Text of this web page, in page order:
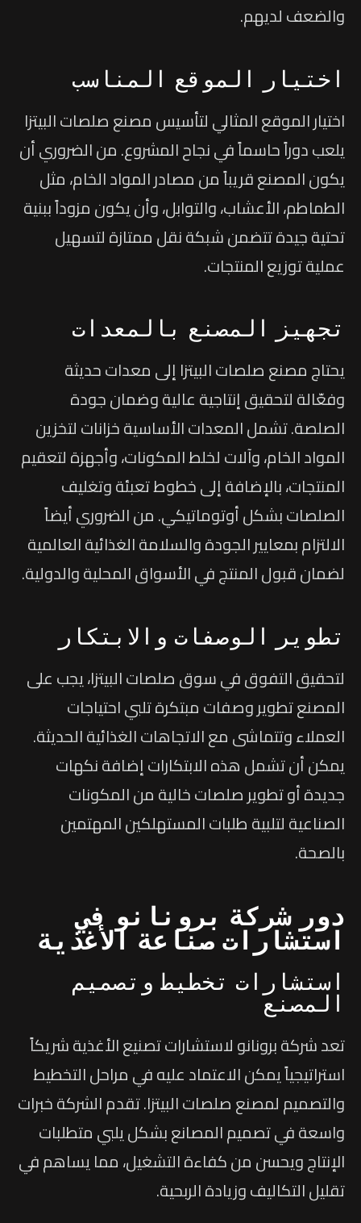
والضعف لديهم.
اختيار الموقع المناسب
اختيار الموقع المثالي لتأسيس مصنع صلصات البيتزا
يلعب دوراً حاسماً في نجاح المشروع. من الضروري أن
يكون المصنع قريباً من مصادر المواد الخام، مثل
الطماطم، الأعشاب، والتوابل، وأن يكون مزوداً ببنية
تحتية جيدة تتضمن شبكة نقل ممتازة لتسهيل
عملية توزيع المنتجات.
تجهيز المصنع بالمعدات
يحتاج مصنع صلصات البيتزا إلى معدات حديثة
وفعّالة لتحقيق إنتاجية عالية وضمان جودة
الصلصة. تشمل المعدات الأساسية خزانات لتخزين
المواد الخام، وآلات لخلط المكونات، وأجهزة لتعقيم
المنتجات، بالإضافة إلى خطوط تعبئة وتغليف
الصلصات بشكل أوتوماتيكي. من الضروري أيضاً
الالتزام بمعايير الجودة والسلامة الغذائية العالمية
لضمان قبول المنتج في الأسواق المحلية والدولية.
تطوير الوصفات والابتكار
لتحقيق التفوق في سوق صلصات البيتزا، يجب على
المصنع تطوير وصفات مبتكرة تلبي احتياجات
العملاء وتتماشى مع الاتجاهات الغذائية الحديثة.
يمكن أن تشمل هذه الابتكارات إضافة نكهات
جديدة أو تطوير صلصات خالية من المكونات
الصناعية لتلبية طلبات المستهلكين المهتمين
بالصحة.
دور شركة برونانو في
استشارات صناعة الأغذية
استشارات تخطيط وتصميم
المصنع
تعد شركة برونانو لاستشارات تصنيع الأغذية شريكاً
استراتيجياً يمكن الاعتماد عليه في مراحل التخطيط
والتصميم لمصنع صلصات البيتزا. تقدم الشركة خبرات
واسعة في تصميم المصانع بشكل يلبي متطلبات
الإنتاج ويحسن من كفاءة التشغيل، مما يساهم في
تقليل التكاليف وزيادة الربحية.